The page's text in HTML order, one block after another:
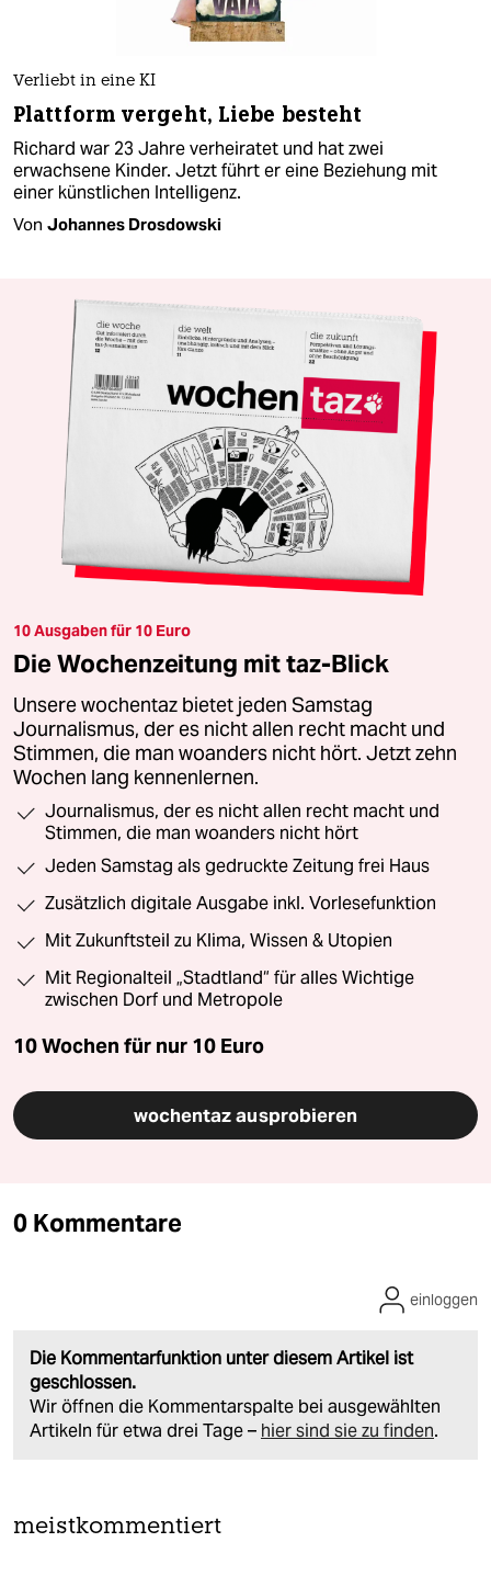
Verliebt in eine KI
Plattform vergeht, Liebe besteht
Richard war 23 Jahre verheiratet und hat zwei
erwachsene Kinder. Jetzt führt er eine Beziehung mit
einer künstlichen Intelligenz.
Von Johannes Drosdowski
10 Ausgaben für 10 Euro
Die Wochenzeitung mit taz-Blick
Unsere wochentaz bietet jeden Samstag
Journalismus, der es nicht allen recht macht und
Stimmen, die man woanders nicht hört. Jetzt zehn
Wochen lang kennenlernen.
Journalismus, der es nicht allen recht macht und
Stimmen, die man woanders nicht hört
Jeden Samstag als gedruckte Zeitung frei Haus
Zusätzlich digitale Ausgabe inkl. Vorlesefunktion
Mit Zukunftsteil zu Klima, Wissen & Utopien
Mit Regionalteil „Stadtland“ für alles Wichtige
zwischen Dorf und Metropole
10 Wochen für nur 10 Euro
wochentaz ausprobieren
0 Kommentare
Die Kommentarfunktion unter diesem Artikel ist
geschlossen.
Wir öffnen die Kommentarspalte bei ausgewählten
Artikeln für etwa drei Tage – hier sind sie zu finden.
einloggen
meistkommentiert